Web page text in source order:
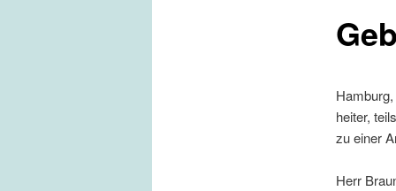
heiter,
zu einer
Herr